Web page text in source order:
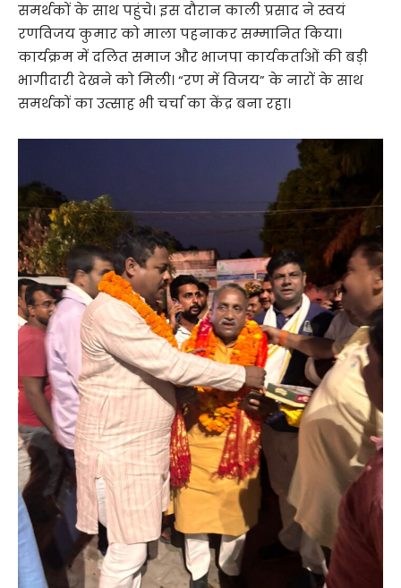
समर्थकों के साथ पहुंचे। इस दौरान काली प्रसाद ने स्वयं
रणविजय कुमार को माला पहनाकर सम्मानित किया।
कार्यक्रम में दलित समाज और भाजपा कार्यकर्ताओं की बड़ी
भागीदारी देखने को मिली। “रण में विजय” के नारों के साथ
समर्थकों का उत्साह भी चर्चा का केंद्र बना रहा।